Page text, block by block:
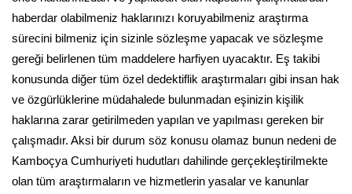
haberdar olabilmeniz haklarınızı koruyabilmeniz araştırma
sürecini bilmeniz için sizinle sözleşme yapacak ve sözleşme
gereği belirlenen tüm maddelere harfiyen uyacaktır. Eş takibi
konusunda diğer tüm özel dedektiflik araştırmaları gibi insan hak
ve özgürlüklerine müdahalede bulunmadan eşinizin kişilik
haklarına zarar getirilmeden yapılan ve yapılması gereken bir
çalışmadır. Aksi bir durum söz konusu olamaz bunun nedeni de
Kamboçya Cumhuriyeti hudutları dahilinde gerçekleştirilmekte
olan tüm araştırmaların ve hizmetlerin yasalar ve kanunlar